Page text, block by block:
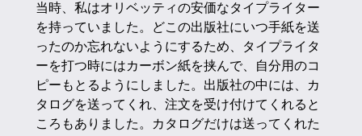
当時、私はオリベッティの安価なタイプライター
を持っていました。どこの出版社にいつ手紙を送
ったのか忘れないようにするため、タイプライタ
ーを打つ時にはカーボン紙を挟んで、自分用のコ
ピーもとるようにしました。出版社の中には、カ
タログを送ってくれ、注文を受け付けてくれると
ころもありました。カタログだけは送ってくれた